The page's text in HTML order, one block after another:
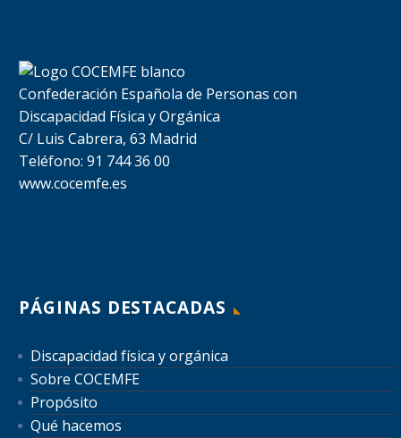
Confederación Española de Personas con
Discapacidad Física y Orgánica
C/ Luis Cabrera, 63 Madrid
Teléfono: 91 744 36 00
www.cocemfe.es
PÁGINAS DESTACADAS
Discapacidad física y orgánica
Sobre COCEMFE
Propósito
Qué hacemos